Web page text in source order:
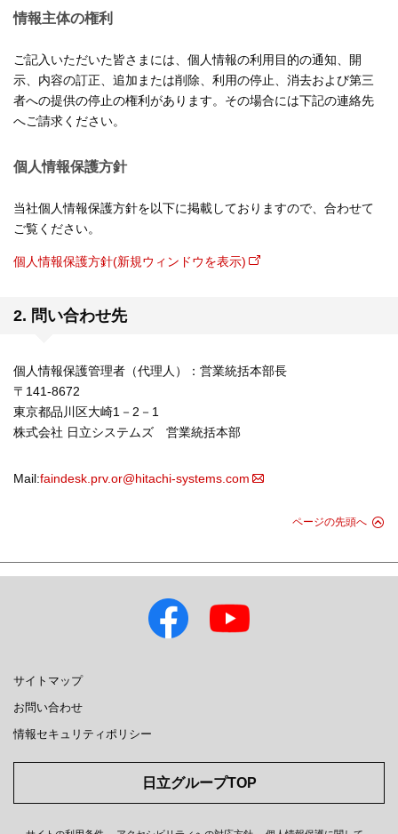
情報主体の権利
ご記入いただいた皆さまには、個人情報の利用目的の通知、開
示、内容の訂正、追加または削除、利用の停止、消去および第三
者への提供の停止の権利があります。その場合には下記の連絡先
へご請求ください。
個人情報保護方針
当社個人情報保護方針を以下に掲載しておりますので、合わせて
ご覧ください。
個人情報保護方針(新規ウィンドウを表示)
2. 問い合わせ先
個人情報保護管理者（代理人）：営業統括本部長
〒141-8672
東京都品川区大崎1－2－1
株式会社 日立システムズ 営業統括本部
Mail:faindesk.prv.or@hitachi-systems.com
ページの先頭へ
サイトマップ
お問い合わせ
情報セキュリティポリシー
日立グループTOP